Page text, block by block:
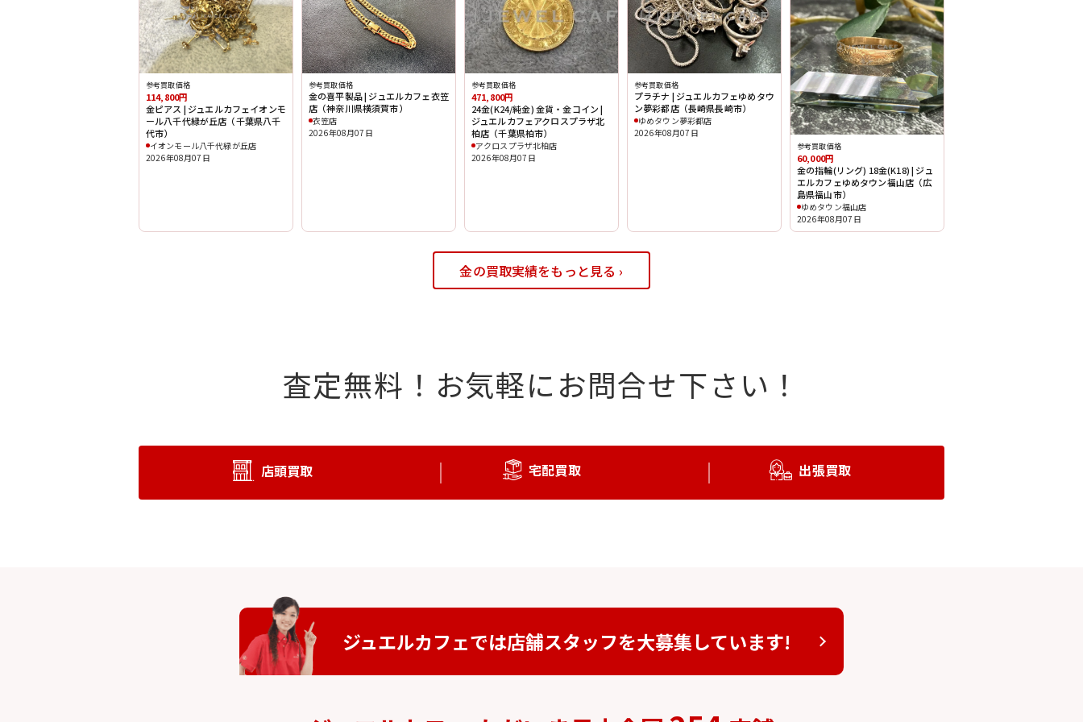
参考買取価格
114,800円
金ピアス | ジュエルカフェイオンモ
ール八千代緑が丘店（千葉県八千
代市）
イオンモール八千代緑が丘店
2026年08月07日
参考買取価格
金の喜平製品 | ジュエルカフェ衣笠
店（神奈川県横須賀市）
衣笠店
2026年08月07日
参考買取価格
471,800円
24金(K24/純金) 金貨・金コイン |
ジュエルカフェアクロスプラザ北
柏店（千葉県柏市）
アクロスプラザ北柏店
2026年08月07日
参考買取価格
プラチナ | ジュエルカフェゆめタウ
ン夢彩都店（長崎県長崎市）
ゆめタウン夢彩都店
2026年08月07日
参考買取価格
60,000円
金の指輪(リング) 18金(K18) | ジュ
エルカフェゆめタウン福山店（広
島県福山市）
ゆめタウン福山店
2026年08月07日
金の買取実績をもっと見る ›
査定無料！ お気軽にお問合せ下さい！
店頭買取 宅配買取 出張買取
ジュエルカフェでは店舗スタッフを大募集しています!